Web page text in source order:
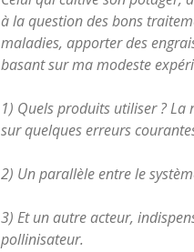
à la question des bons
maladies, apporter des
basant sur ma modeste
1) Quels produits utiliser ?
sur quelques erreurs
2) Un parallèle entre le
3) Et un autre acteur,
pollinisateur.